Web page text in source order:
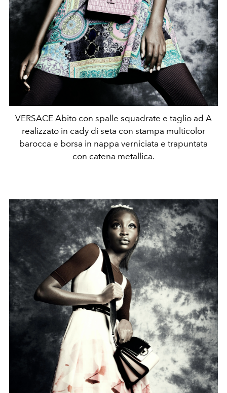
VERSACE Abito con spalle squadrate e taglio ad A
realizzato in cady di seta con stampa multicolor
barocca e borsa in nappa verniciata e trapuntata
con catena metallica.